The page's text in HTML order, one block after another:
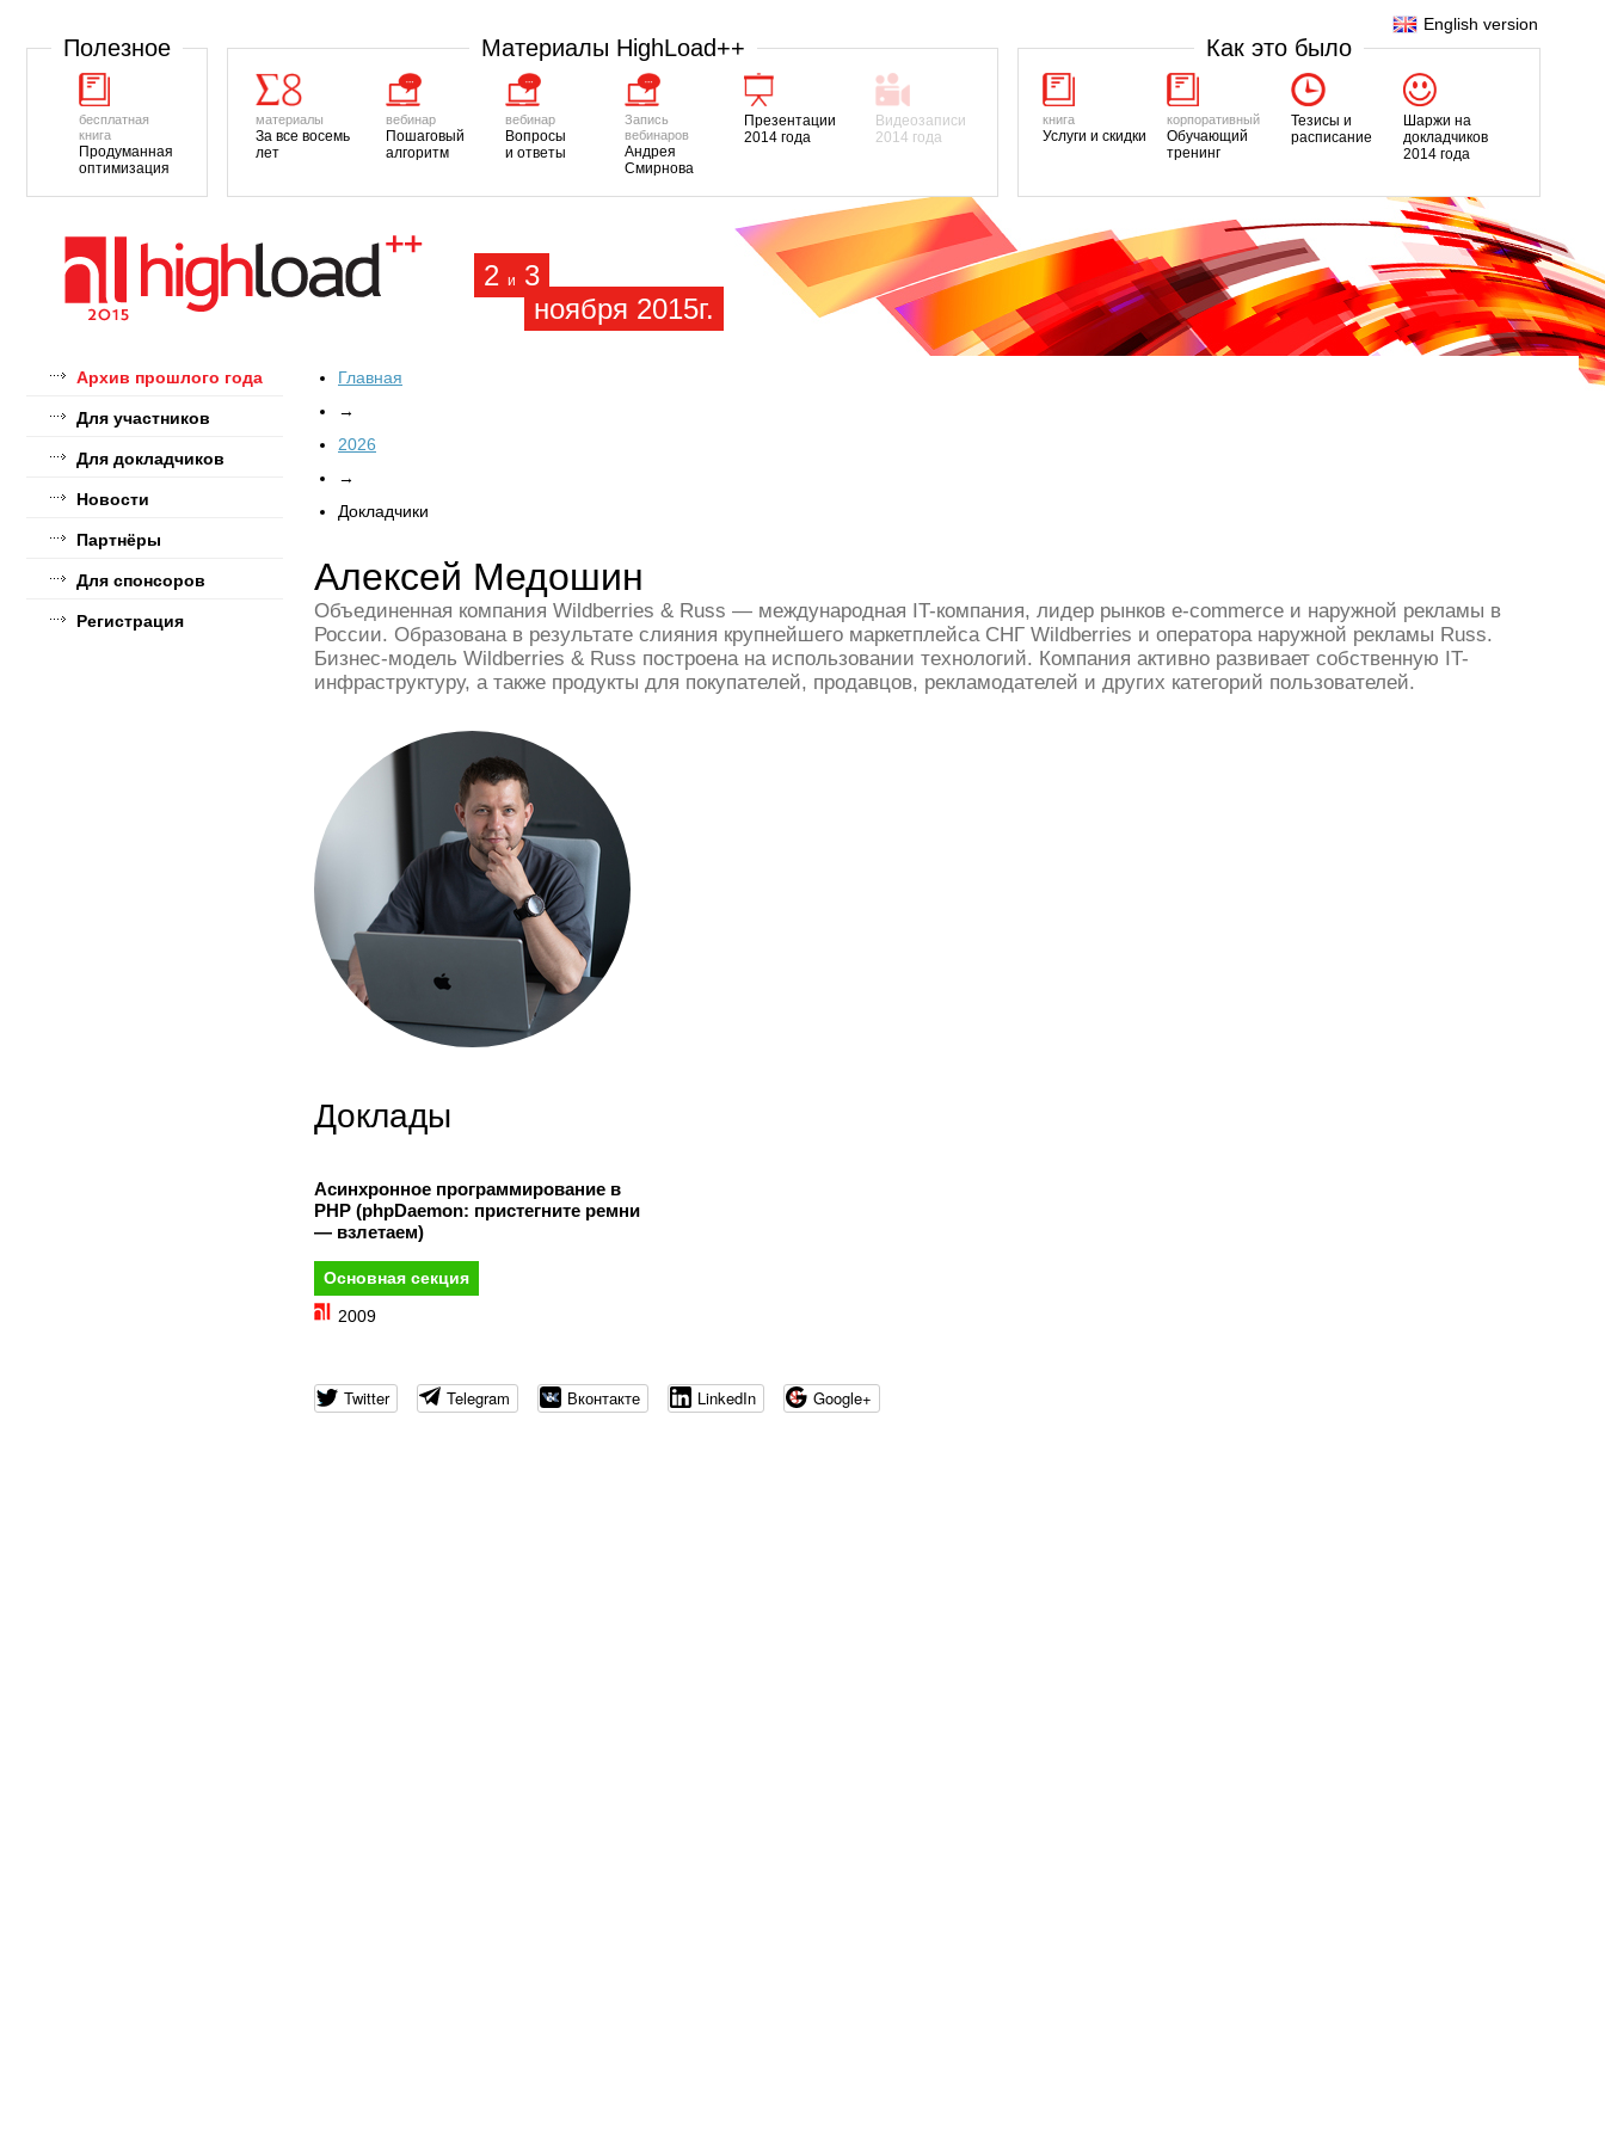
English version
Полезное
бесплатная
книга
Продуманная
оптимизация
Материалы HighLoad++
материалы
За все восемь
лет
вебинар
Пошаговый
алгоритм
вебинар
Вопросы
и ответы
Запись
вебинаров
Андрея
Смирнова
Презентации
2014 года
Видеозаписи
2014 года
Как это было
книга
Услуги и скидки
корпоративный
Обучающий
тренинг
Тезисы и
расписание
Шаржи на
докладчиков
2014 года
2 и
3
ноября 2015г.
Архив прошлого года
Для участников
Для докладчиков
Новости
Партнёры
Для спонсоров
Регистрация
Главная
→
2026
→
Докладчики
Алексей Медошин
Объединенная компания Wildberries & Russ — международная IT-компания, лидер рынков e-commerce и наружной рекламы в
России. Образована в результате слияния крупнейшего маркетплейса СНГ Wildberries и оператора наружной рекламы Russ.
Бизнес-модель Wildberries & Russ построена на использовании технологий. Компания активно развивает собственную IT-
инфраструктуру, а также продукты для покупателей, продавцов, рекламодателей и других категорий пользователей.
Доклады
Асинхронное программирование в
PHP (phpDaemon: пристегните ремни
— взлетаем)
Основная секция
2009
Twitter Telegram Вконтакте LinkedIn Google+